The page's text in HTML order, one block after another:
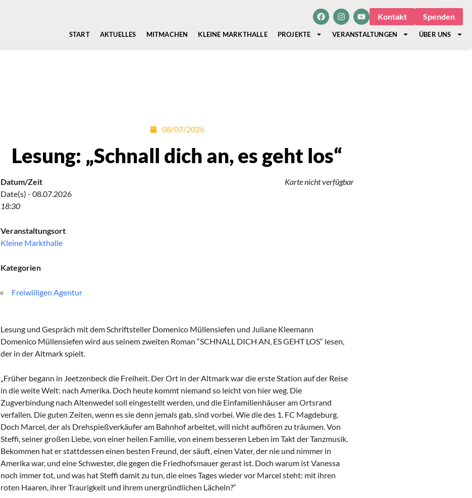
Kontakt Spenden
START AKTUELLES MITMACHEN KLEINE MARKTHALLE PROJEKTE VERANSTALTUNGEN ÜBER UNS
08/07/2026
Lesung: „Schnall dich an, es geht los“
Karte nicht verfügbar
Datum/Zeit
Date(s) - 08.07.2026
18:30
Veranstaltungsort
Kleine Markthalle
Kategorien
Freiwilligen Agentur
Lesung und Gespräch mit dem Schriftsteller Domenico Müllensiefen und Juliane Kleemann
Domenico Müllensiefen wird aus seinem zweiten Roman “SCHNALL DICH AN, ES GEHT LOS“ lesen,
der in der Altmark spielt.
„Früher begann in Jeetzenbeck die Freiheit. Der Ort in der Altmark war die erste Station auf der Reise
in die weite Welt: nach Amerika. Doch heute kommt niemand so leicht von hier weg. Die
Zugverbindung nach Altenwedel soll eingestellt werden, und die Einfamilienhäuser am Ortsrand
verfallen. Die guten Zeiten, wenn es sie denn jemals gab, sind vorbei. Wie die des 1. FC Magdeburg.
Doch Marcel, der als Drehspießverkäufer am Bahnhof arbeitet, will nicht aufhören zu träumen. Von
Steffi, seiner großen Liebe, von einer heilen Familie, von einem besseren Leben im Takt der Tanzmusik.
Bekommen hat er stattdessen einen besten Freund, der säuft, einen Vater, der nie und nimmer in
Amerika war, und eine Schwester, die gegen die Friedhofsmauer gerast ist. Doch warum ist Vanessa
noch immer tot, und was hat Steffi damit zu tun, die eines Tages wieder vor Marcel steht: mit ihren
roten Haaren, ihrer Traurigkeit und ihrem unergründlichen Lächeln?“